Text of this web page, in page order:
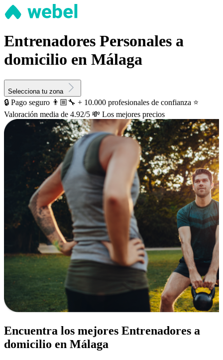
Entrenadores Personales a
domicilio en Málaga
Selecciona tu zona
🔒 Pago seguro 👨🏼‍🔧 + 10.000 profesionales de confianza ⭐️
Valoración media de 4.92/5 💸 Los mejores precios
Encuentra los mejores Entrenadores a
domicilio en Málaga